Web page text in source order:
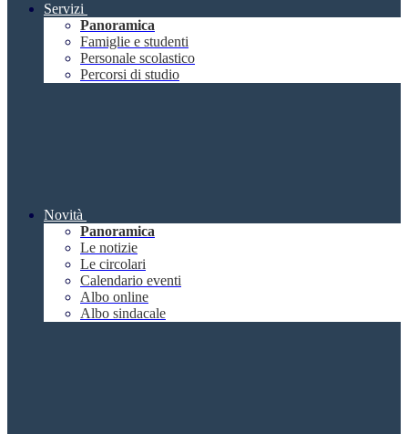
Servizi
Panoramica
Famiglie e studenti
Personale scolastico
Percorsi di studio
Novità
Panoramica
Le notizie
Le circolari
Calendario eventi
Albo online
Albo sindacale